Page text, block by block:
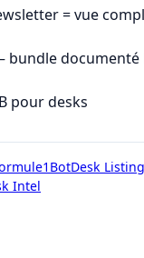
= vue
documenté
pour desks
Desk
Intel